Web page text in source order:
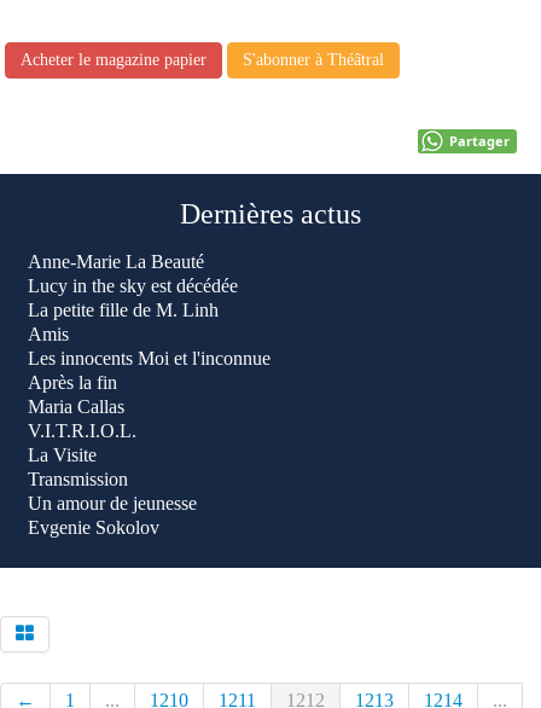
Acheter le magazine papier S'abonner à Théâtral
Partager
Dernières actus
Anne-Marie La Beauté
Lucy in the sky est décédée
La petite fille de M. Linh
Amis
Les innocents Moi et l'inconnue
Après la fin
Maria Callas
V.I.T.R.I.O.L.
La Visite
Transmission
Un amour de jeunesse
Evgenie Sokolov
← 1 ... 1210 1211 1212 1213 1214 ...